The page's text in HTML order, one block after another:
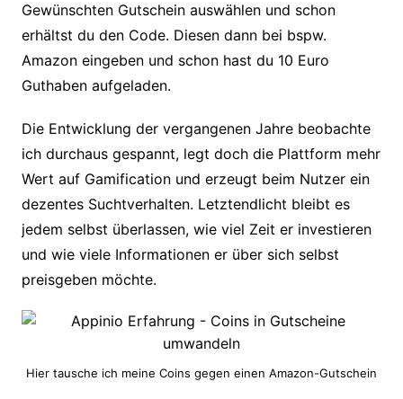
Gewünschten Gutschein auswählen und schon
erhältst du den Code. Diesen dann bei bspw.
Amazon eingeben und schon hast du 10 Euro
Guthaben aufgeladen.
Die Entwicklung der vergangenen Jahre beobachte
ich durchaus gespannt, legt doch die Plattform mehr
Wert auf Gamification und erzeugt beim Nutzer ein
dezentes Suchtverhalten. Letztendlicht bleibt es
jedem selbst überlassen, wie viel Zeit er investieren
und wie viele Informationen er über sich selbst
preisgeben möchte.
Hier tausche ich meine Coins gegen einen Amazon-Gutschein